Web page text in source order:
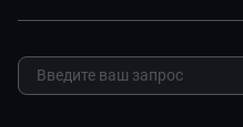
Шоу-бизнес
Стиль жизни
Мировое соглашение
Закупки и тендеры
Обратная связь